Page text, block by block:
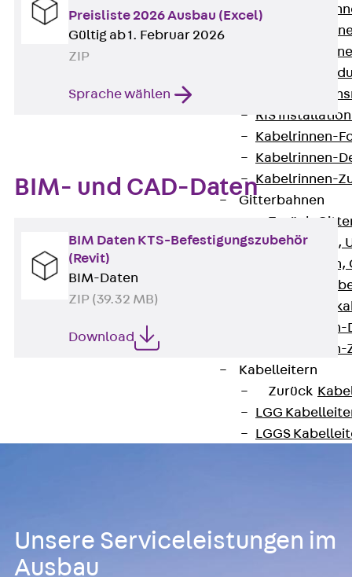
RGM
RGS
RGL
RI
RIS
Kabelrinnen-
Kabelrinnen-
Kabelrinnen-
Gitterbahnen
Zurück
G Gitterbahn,
GI
GTD
GTDW
Gitterbahnen-
Kabelleitern
Zurück
LGG
LGGS
Zurück
Preisliste 2026 Ausbau (Excel)
Gültig ab 1. Februar 2026
ZIP
Sprache wählen
BIM- und CAD-Daten
BIM Daten KTS-Befestigungszubehör
(Revit)
BIM-Daten
ZIP (39.32 MB)
Download
Unsere Serviceleistungen im
Ausbau